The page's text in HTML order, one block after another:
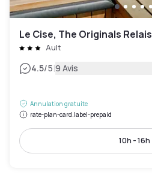
Le Cise, The Originals Relais
Ault
4.5/5|9 Avis
Annulation gratuite
rate-plan-card.label-prepaid
10h - 16h